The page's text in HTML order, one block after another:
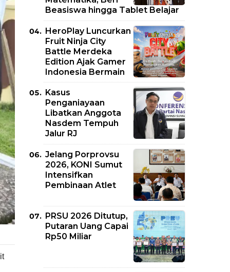
Beasiswa hingga Tablet Belajar
HeroPlay Luncurkan
Fruit Ninja City
Battle Merdeka
Edition Ajak Gamer
Indonesia Bermain
Kasus
Penganiayaan
Libatkan Anggota
Nasdem Tempuh
Jalur RJ
Jelang Porprovsu
2026, KONI Sumut
Intensifkan
Pembinaan Atlet
PRSU 2026 Ditutup,
Putaran Uang Capai
Rp50 Miliar